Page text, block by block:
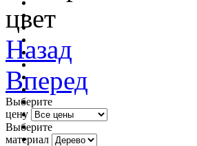
цвет
Назад
Вперед
Выберите
цену
Выберите
материал